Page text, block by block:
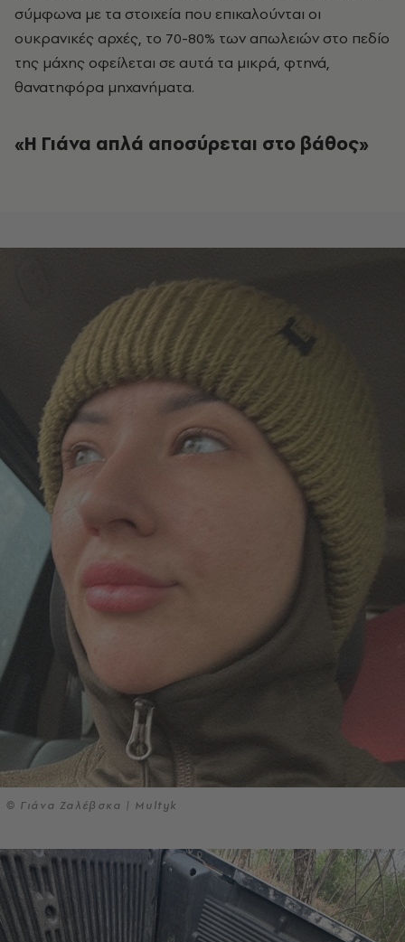
σύμφωνα με τα στοιχεία που επικαλούνται οι
ουκρανικές αρχές, το 70-80% των απωλειών στο πεδίο
της μάχης οφείλεται σε αυτά τα μικρά, φτηνά,
θανατηφόρα μηχανήματα.
«Η Γιάνα απλά αποσύρεται στο βάθος»
© Γιάνα Ζαλέβσκα | Multyk